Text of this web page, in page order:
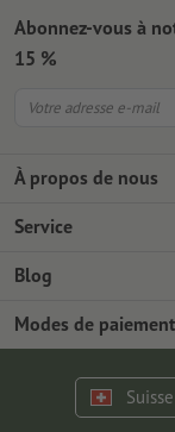
À propos de nous
L'entreprise
Protection de
Service
Modes de paiement
Expédition
Programme
Blog
Tutoriels Photoshop
Polices & Fonts
Modes de paiement
Abonnez-vous à
15 %
Suisse